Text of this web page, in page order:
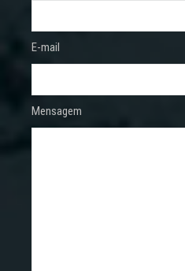
E-mail
Mensagem